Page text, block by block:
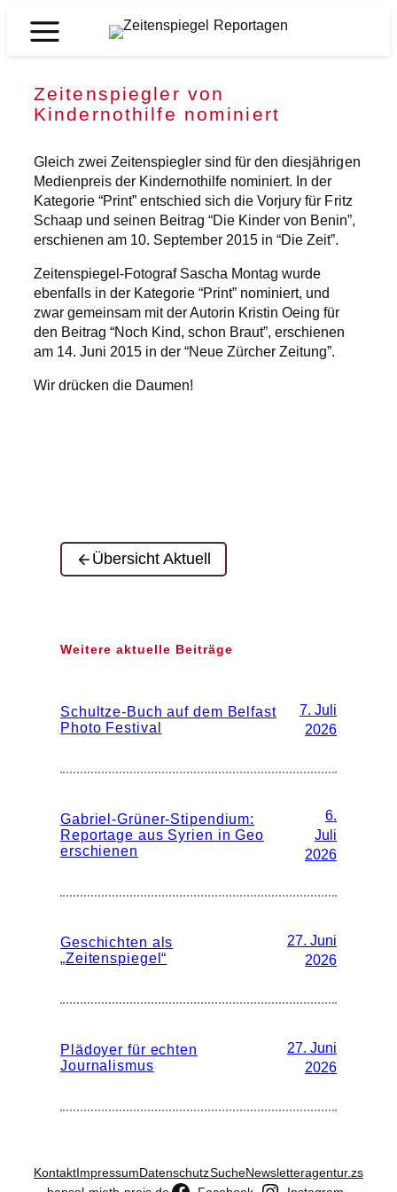
Inhalt
Zeitenspiegel
Zeitenspiegler von
Kindernothilfe nominiert
Gleich zwei Zeitenspiegler sind für den diesjährigen
Medienpreis der Kindernothilfe nominiert. In der
Kategorie “Print” entschied sich die Vorjury für Fritz
Schaap und seinen Beitrag “Die Kinder von Benin”,
erschienen am 10. September 2015 in “Die Zeit”.
Zeitenspiegel-Fotograf Sascha Montag wurde
ebenfalls in der Kategorie “Print” nominiert, und
zwar gemeinsam mit der Autorin Kristin Oeing für
den Beitrag “Noch Kind, schon Braut”, erschienen
am 14. Juni 2015 in der “Neue Zürcher Zeitung”.
Wir drücken die Daumen!
Übersicht Aktuell
Weitere aktuelle Beiträge
Schultze-Buch auf dem Belfast
Photo Festival
7. Juli
2026
Gabriel-Grüner-Stipendium:
Reportage aus Syrien in Geo
erschienen
6.
Juli
2026
Geschichten als
„Zeitenspiegel“
27. Juni
2026
Plädoyer für echten
Journalismus
27. Juni
2026
KontaktImpressumDatenschutzSucheNewsletteragentur.zs